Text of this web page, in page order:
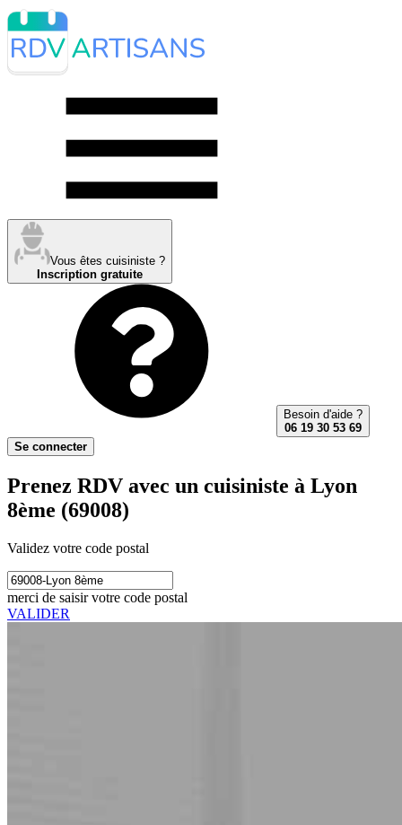
Vous êtes cuisiniste ?
Inscription gratuite
Besoin d'aide ?
06 19 30 53 69
Se connecter
Prenez RDV avec un cuisiniste à Lyon
8ème (69008)
Validez votre code postal
merci de saisir votre code postal
VALIDER